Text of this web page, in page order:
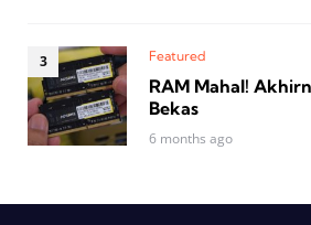
Featured
RAM Mahal!
Bekas
6 months ago